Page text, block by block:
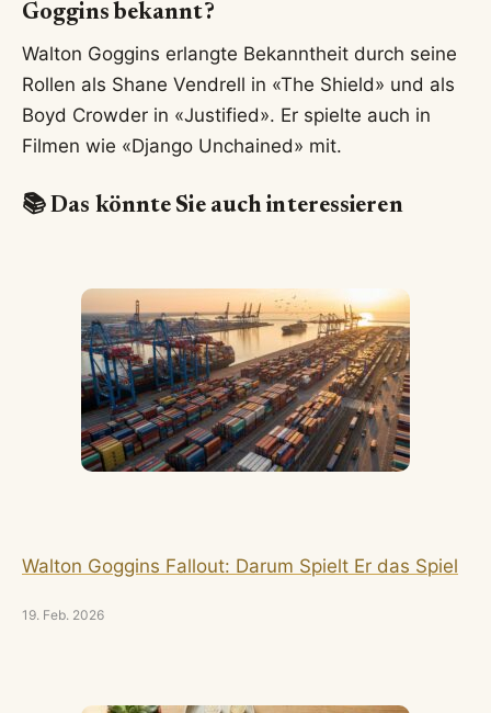
Goggins bekannt?
Walton Goggins erlangte Bekanntheit durch seine
Rollen als Shane Vendrell in «The Shield» und als
Boyd Crowder in «Justified». Er spielte auch in
Filmen wie «Django Unchained» mit.
📚 Das könnte Sie auch interessieren
Walton Goggins Fallout: Darum Spielt Er das Spiel
19. Feb. 2026